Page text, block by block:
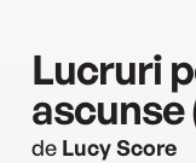
Lucruri
ascunse
de Lucy Score